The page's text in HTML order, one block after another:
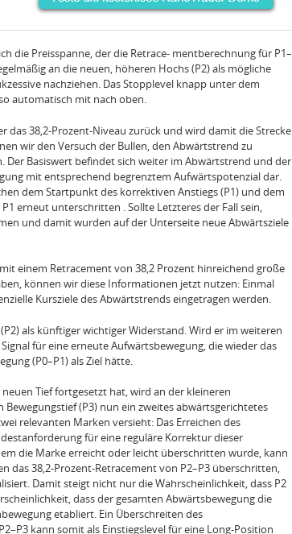
die Preisspanne, der die Retrace‑ mentberechnung für P1–
an die neuen, höheren Hochs (P2) als mögliche
nachziehen. Das Stopplevel knapp unter dem
automatisch mit nach oben.
das 38,2‑Prozent‑Niveau zurück und wird damit die Strecke
wir den Versuch der Bullen, den Abwärtstrend zu
Der Basiswert befindet sich weiter im Abwärtstrend und der
mit entsprechend begrenztem Aufwärtspotenzial dar.
dem Startpunkt des korrektiven Anstiegs (P1) und dem
erneut unterschritten . Sollte Letzteres der Fall sein,
und damit wurden auf der Unterseite neue Abwärtsziele
einem Retracement von 38,2 Prozent hinreichend große
können wir diese Informationen jetzt nutzen: Einmal
Kursziele des Abwärtstrends eingetragen werden.
als künftiger wichtiger Widerstand. Wird er im weiteren
für eine erneute Aufwärtsbewegung, die wieder das
(P0–P1) als Ziel hätte.
Tief fortgesetzt hat, wird an der kleineren
(P3) nun ein zweites abwärtsgerichtetes
relevanten Marken versieht: Das Erreichen des
für eine reguläre Korrektur dieser
die Marke erreicht oder leicht überschritten wurde, kann
das 38,2‑Prozent‑Retracement von P2–P3 überschritten,
Damit steigt nicht nur die Wahrscheinlichkeit, dass P2
dass der gesamten Abwärtsbewegung die
etabliert. Ein Überschreiten des
kann somit als Einstiegslevel für eine Long‑Position